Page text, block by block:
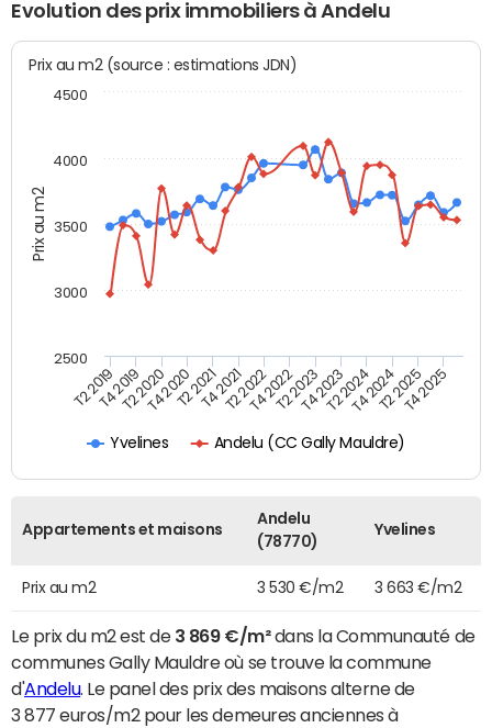
Evolution des prix immobiliers à Andelu
Prix au m2
Prix au m2 (source : estimations JDN)
Yvelines Andelu (CC Gally Mauldre)
T2 2019T4 2019T2 2020T4 2020T2 2021T4 2021T2 2022T4 2022T2 2023T4 2023T2 2024T4 2024T2 2025T4 2025
3000
3500
4000
2500
4500
Appartements et maisons
Andelu
(78770)
Yvelines
Prix au m2 3 530 €/m2 3 663 €/m2
Le prix du m2 est de 3 869 €/m²dans la Communauté de
communes Gally Mauldre où se trouve la commune
d'Andelu. Le panel des prix des maisons alterne de
3 877 euros/m2 pour les demeures anciennes à